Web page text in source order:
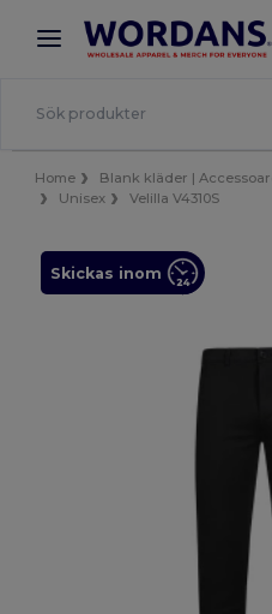
× Wordans-app
Bättre priser i appen!
Home Blank kläder |
Unisex
Velilla V4310S
Skickas inom